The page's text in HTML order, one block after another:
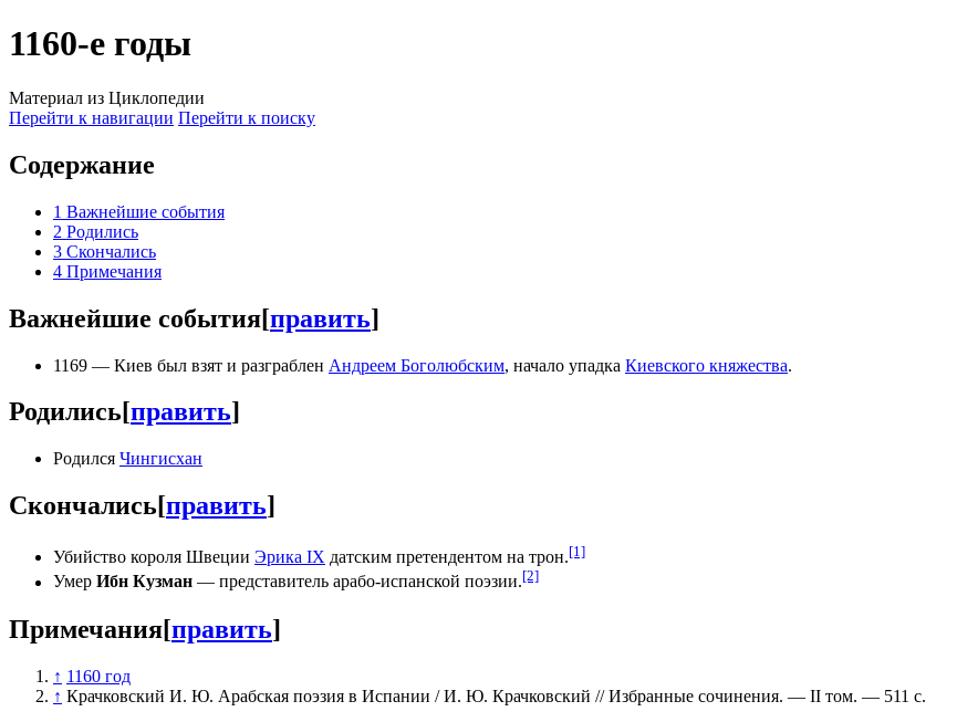
1160-е годы
Материал из Циклопедии
Перейти к навигации Перейти к поиску
Содержание
1 Важнейшие события
2 Родились
3 Скончались
4 Примечания
Важнейшие события[править]
1169 — Киев был взят и разграблен Андреем Боголюбским, начало упадка Киевского княжества.
Родились[править]
Родился Чингисхан
Скончались[править]
Убийство короля Швеции Эрика IX датским претендентом на трон.[1]
Умер Ибн Кузман — представитель арабо-испанской поэзии.[2]
Примечания[править]
↑ 1160 год
↑ Крачковский И. Ю. Арабская поэзия в Испании / И. Ю. Крачковский // Избранные сочинения. — II том. — 511 с.